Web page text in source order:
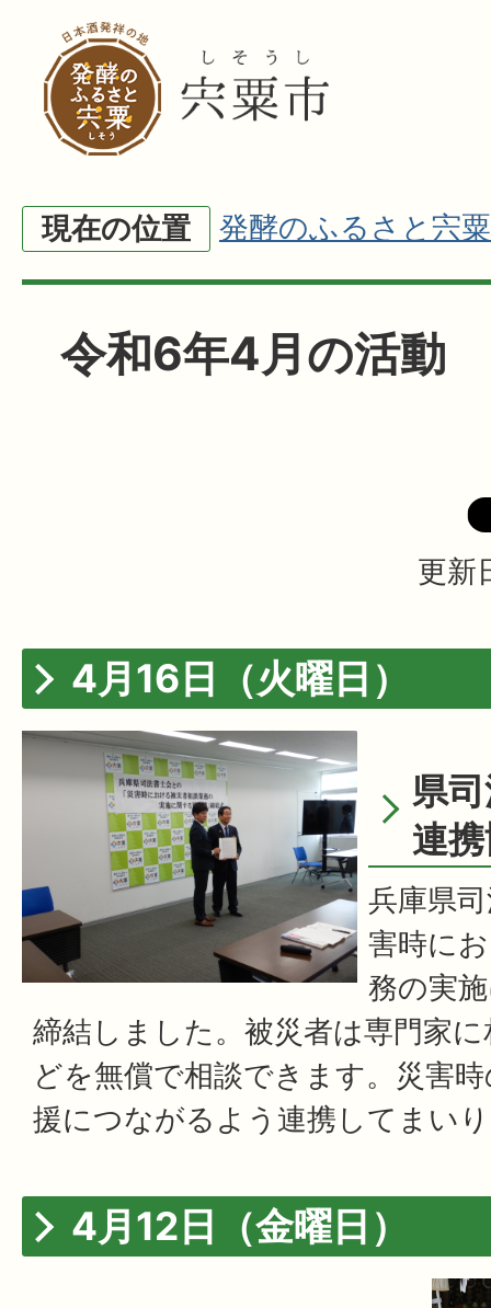
現在の位置 発酵のふるさと宍粟
令和6年4月の活動
更新
4月16日（火曜日）
県
連
兵庫県
害時に
務の実
締結しました。被災者は専門家
どを無償で相談できます。災害
援につながるよう連携してまい
4月12日（金曜日）